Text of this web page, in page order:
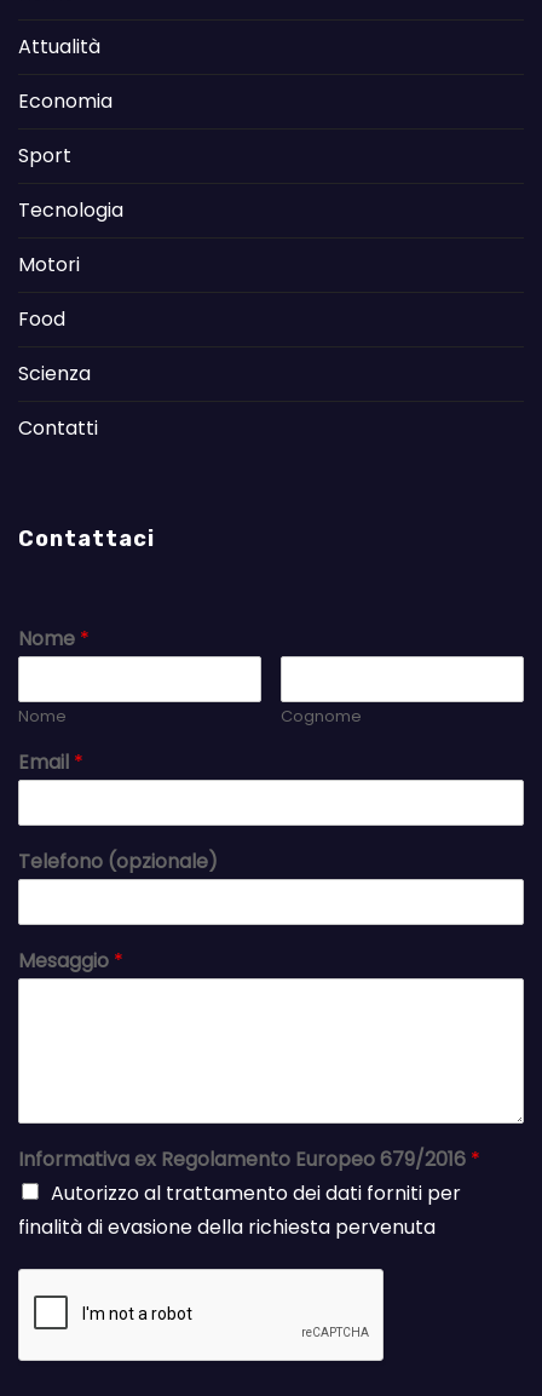
Attualità
Economia
Sport
Tecnologia
Motori
Food
Scienza
Contatti
Contattaci
Nome *
Nome Cognome
Email *
Telefono (opzionale)
Mesaggio *
Informativa ex Regolamento Europeo 679/2016 *
Autorizzo al trattamento dei dati forniti per
finalità di evasione della richiesta pervenuta